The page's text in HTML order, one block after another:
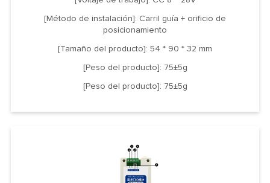
[Método de instalación]: Carril guía + orificio de
posicionamiento
[Tamaño del producto]: 54 * 90 * 32 mm
[Peso del producto]: 75±5g
[Peso del producto]: 75±5g